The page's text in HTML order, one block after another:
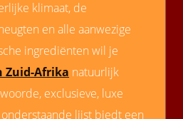
klimaat, de
en alle aanwezige
ingrediënten wil je
Zuid-Afrika natuurlijk
exclusieve, luxe
lijst biedt een